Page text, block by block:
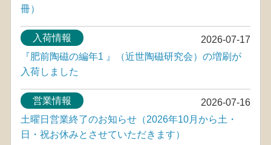
冊）
2026-07-17
入荷情報
『肥前陶磁の編年1 』（近世陶磁研究会）の増刷が
入荷しました
2026-07-16
営業情報
土曜日営業終了のお知らせ（2026年10月から土・
日・祝お休みとさせていただきます）